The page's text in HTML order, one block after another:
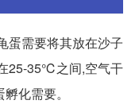
蛋需要将其放在沙子
25-35℃之间,空气干
化需要。